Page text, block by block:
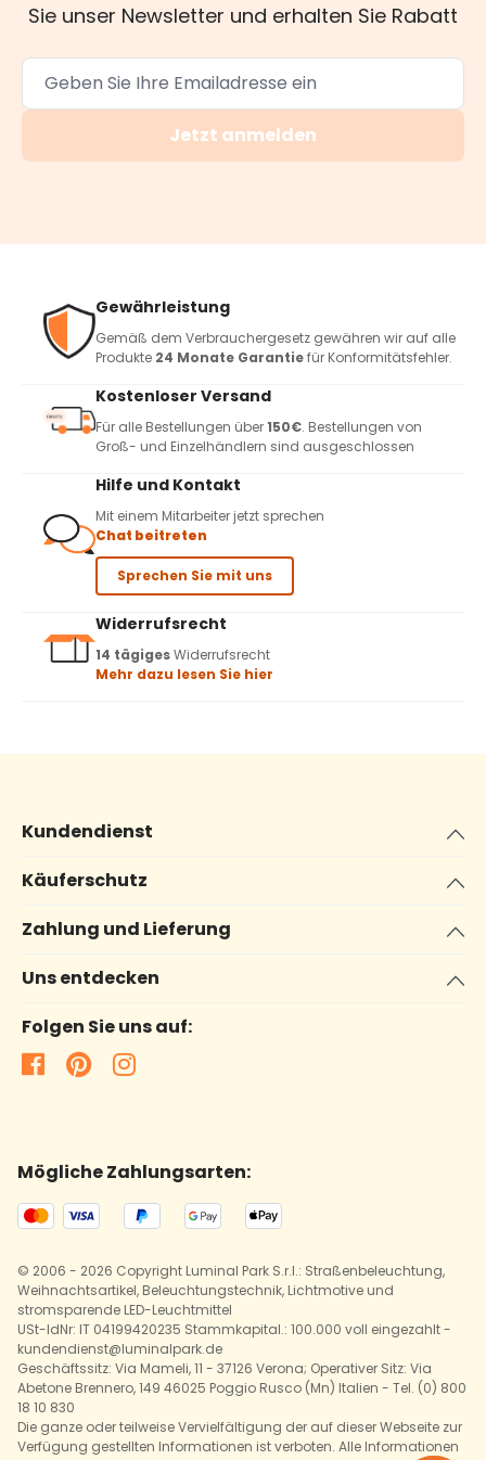
Sie unser Newsletter und erhalten Sie Rabatt
Jetzt anmelden
Gewährleistung
Gemäß dem Verbrauchergesetz gewähren wir auf alle
Produkte 24 Monate Garantiefür Konformitätsfehler.
Kostenloser Versand
Für alle Bestellungen über150€. Bestellungen von
Groß- und Einzelhändlern sind ausgeschlossen
Hilfe und Kontakt
Mit einem Mitarbeiter jetzt sprechen
Chat beitreten
Sprechen Sie mit uns
Widerrufsrecht
14 tägigesWiderrufsrecht
Mehr dazu lesen Sie hier
Kundendienst
Käuferschutz
Zahlung und Lieferung
Uns entdecken
Folgen Sie uns auf:
Mögliche Zahlungsarten:
© 2006 - 2026 Copyright Luminal Park S.r.l.: Straßenbeleuchtung,
Weihnachtsartikel, Beleuchtungstechnik, Lichtmotive und
stromsparende LED-Leuchtmittel
USt-IdNr: IT 04199420235 Stammkapital.: 100.000 voll eingezahlt -
kundendienst@luminalpark.de
Geschäftssitz: Via Mameli, 11 - 37126 Verona; Operativer Sitz: Via
Abetone Brennero, 149 46025 Poggio Rusco (Mn) Italien - Tel. (0) 800
18 10 830
Die ganze oder teilweise Vervielfältigung der auf dieser Webseite zur
Verfügung gestellten Informationen ist verboten. Alle Informationen